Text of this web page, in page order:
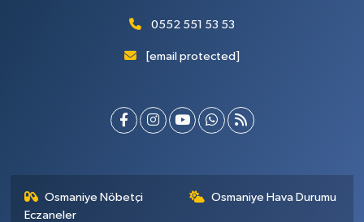
0552 551 53 53
[email protected]
Osmaniye Nöbetçi
Eczaneler
Osmaniye Hava Durumu